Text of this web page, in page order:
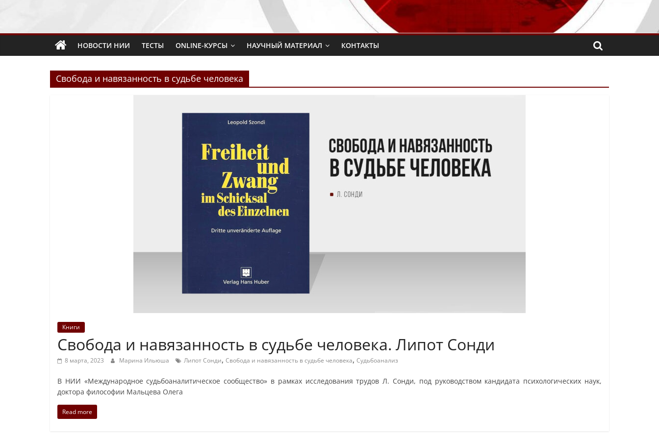
НОВОСТИ НИИ ТЕСТЫ ONLINE-КУРСЫ НАУЧНЫЙ МАТЕРИАЛ КОНТАКТЫ
Свобода и навязанность в судьбе человека
Книги
Свобода и навязанность в судьбе человека. Липот Сонди
8 марта, 2023 Марина Ильюша Липот Сонди, Свобода и навязанность в судьбе человека, Судьбоанализ
В НИИ «Международное судьбоаналитическое сообщество» в рамках исследования трудов Л. Сонди, под руководством кандидата психологических наук,
доктора философии Мальцева Олега
Read more